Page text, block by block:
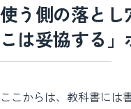
使う側の落と
こは妥協する」
ここからは、教科書には